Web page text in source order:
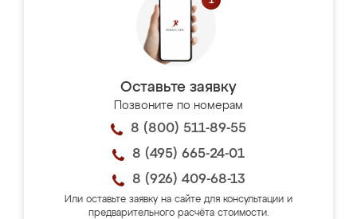
Оставьте заявку
Позвоните по номерам
8 (800) 511-89-55
8 (495) 665-24-01
8 (926) 409-68-13
Или оставьте заявку на сайте для консультации и
предварительного расчёта стоимости.